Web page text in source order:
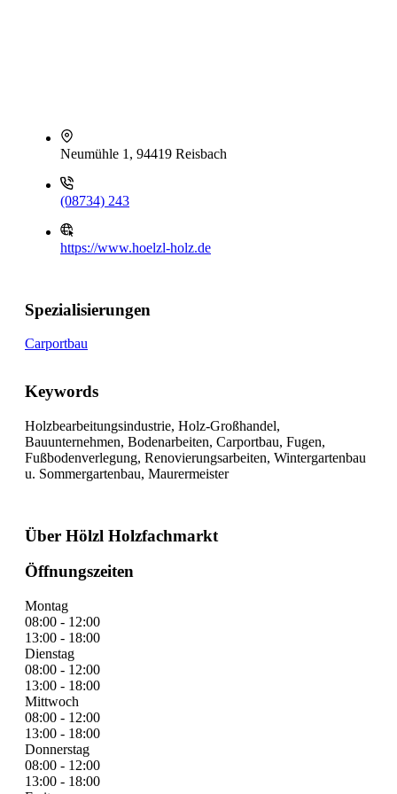
Neumühle 1, 94419 Reisbach
(08734) 243
https://www.hoelzl-holz.de
Spezialisierungen
Carportbau
Keywords
Holzbearbeitungsindustrie, Holz-Großhandel,
Bauunternehmen, Bodenarbeiten, Carportbau, Fugen,
Fußbodenverlegung, Renovierungsarbeiten, Wintergartenbau
u. Sommergartenbau, Maurermeister
Über Hölzl Holzfachmarkt
Öffnungszeiten
Montag
08:00 - 12:00
13:00 - 18:00
Dienstag
08:00 - 12:00
13:00 - 18:00
Mittwoch
08:00 - 12:00
13:00 - 18:00
Donnerstag
08:00 - 12:00
13:00 - 18:00